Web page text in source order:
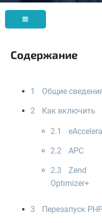
Содержание
1 Общие
2 Как включить
2.1
2.2 APC
2.3
Zend
Optimizer+
3 Перезапуск